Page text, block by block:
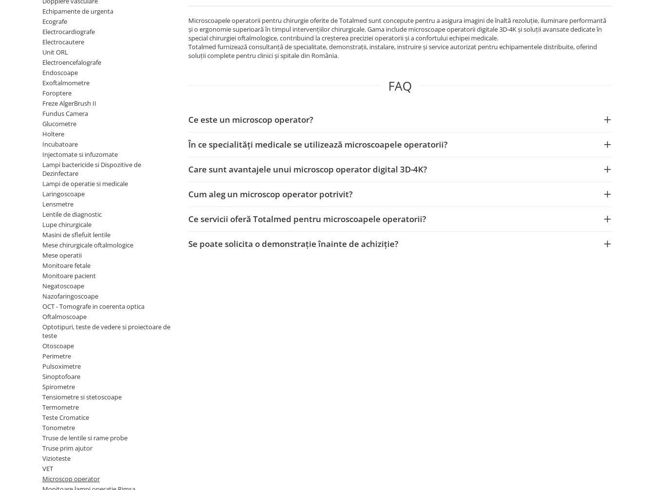
Echipamente de urgenta
Electrocardiografe
Electrocautere
Electroencefalografe
Endoscoape
Exoftalmometre
Freze AlgerBrush II
Fundus Camera
Glucometre
Incubatoare
Injectomate si infuzomate
Lampi bactericide si Dispozitive de
Dezinfectare
Lampi de operatie si medicale
Laringoscoape
Lentile de diagnostic
Lupe chirurgicale
Masini de sflefuit lentile
Mese chirurgicale oftalmologice
Mese operatii
Monitoare fetale
Monitoare pacient
Negatoscoape
Nazofaringoscoape
OCT - Tomografe in coerenta
Oftalmoscoape
Optotipuri, teste de vedere si
Truse perfuzie
Echipamente de urgenta
Ecografe
Electrocardiografe
Electrocautere
Unit ORL
Electroencefalografe
Endoscoape
Exoftalmometre
Foroptere
Freze AlgerBrush II
Fundus Camera
Glucometre
Holtere
Incubatoare
Injectomate si infuzomate
Lampi bactericide si Dispozitive de
Dezinfectare
Lampi de operatie si medicale
Laringoscoape
Lensmetre
Lentile de diagnostic
Lupe chirurgicale
Masini de sflefuit lentile
Mese chirurgicale oftalmologice
Mese operatii
Monitoare fetale
Monitoare pacient
Negatoscoape
Nazofaringoscoape
OCT - Tomografe in coerenta optica
Oftalmoscoape
Optotipuri, teste de vedere si proiectoare de
teste
Otoscoape
Perimetre
Pulsoximetre
Sinoptofoare
Spirometre
Tensiometre si stetoscoape
Termometre
Teste Cromatice
Tonometre
Truse de lentile si rame probe
Truse prim ajutor
Vizioteste
VET
Microscop operator
Microscoapele operatorii pentru chirurgie oferite de Totalmed sunt concepute pentru a asigura imagini de înaltă rezoluție, iluminare performantă
și o ergonomie superioară în timpul intervențiilor chirurgicale. Gama include microscoape operatorii digitale 3D-4K și soluții avansate dedicate în
special chirurgiei oftalmologice, contribuind la creșterea preciziei operatorii și a confortului echipei medicale.
Totalmed furnizează consultanță de specialitate, demonstrații, instalare, instruire și service autorizat pentru echipamentele distribuite, oferind
soluții complete pentru clinici și spitale din România.
FAQ
Ce este un microscop operator?
În ce specialități medicale se utilizează microscoapele operatorii?
Care sunt avantajele unui microscop operator digital 3D-4K?
Cum aleg un microscop operator potrivit?
Ce servicii oferă Totalmed pentru microscoapele operatorii?
Se poate solicita o demonstrație înainte de achiziție?